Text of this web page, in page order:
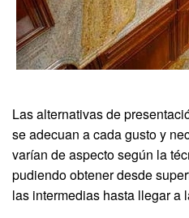
Las alternativas de
se adecuan a cada gusto y
varían de aspecto según la
pudiendo obtener desde
las intermedias hasta llegar a